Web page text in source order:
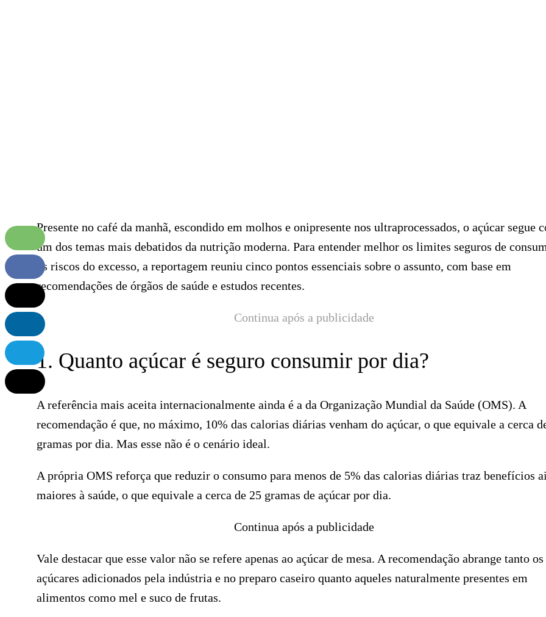
Presente no café da manhã, escondido em molhos e onipresente nos ultraprocessados, o açúcar segue
um dos temas mais debatidos da nutrição moderna. Para entender melhor os limites seguros de
os riscos do excesso, a reportagem reuniu cinco pontos essenciais sobre o assunto, com base em
recomendações de órgãos de saúde e estudos recentes.
Continua após a publicidade
1. Quanto açúcar é seguro consumir por dia?
A referência mais aceita internacionalmente ainda é a da Organização Mundial da Saúde (OMS). A
recomendação é que, no máximo, 10% das calorias diárias venham do açúcar, o que equivale a cerca
gramas por dia. Mas esse não é o cenário ideal.
A própria OMS reforça que reduzir o consumo para menos de 5% das calorias diárias traz benefícios
maiores à saúde, o que equivale a cerca de 25 gramas de açúcar por dia.
Continua após a publicidade
Vale destacar que esse valor não se refere apenas ao açúcar de mesa. A recomendação abrange tanto os
açúcares adicionados pela indústria e no preparo caseiro quanto aqueles naturalmente presentes em
alimentos como mel e suco de frutas.